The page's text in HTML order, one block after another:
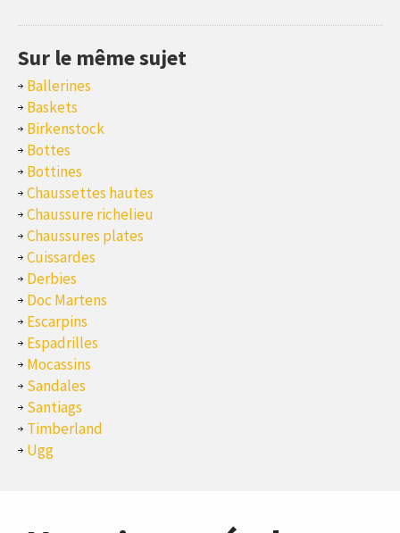
Sur le même sujet
Ballerines
Baskets
Birkenstock
Bottes
Bottines
Chaussettes hautes
Chaussure richelieu
Chaussures plates
Cuissardes
Derbies
Doc Martens
Escarpins
Espadrilles
Mocassins
Sandales
Santiags
Timberland
Ugg